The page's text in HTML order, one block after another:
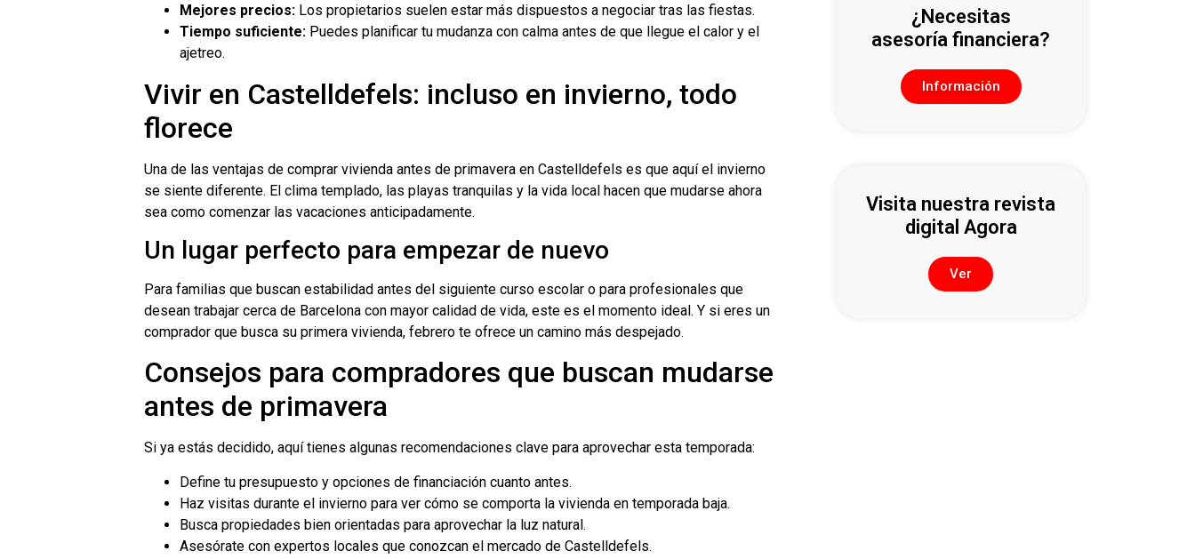
Mejores precios: Los propietarios suelen estar más dispuestos a negociar tras las fiestas.
Tiempo suficiente: Puedes planificar tu mudanza con calma antes de que llegue el calor y el
ajetreo.
Vivir en Castelldefels: incluso en invierno, todo
florece
Una de las ventajas de comprar vivienda antes de primavera en Castelldefels es que aquí el invierno
se siente diferente. El clima templado, las playas tranquilas y la vida local hacen que mudarse ahora
sea como comenzar las vacaciones anticipadamente.
Un lugar perfecto para empezar de nuevo
Para familias que buscan estabilidad antes del siguiente curso escolar o para profesionales que
desean trabajar cerca de Barcelona con mayor calidad de vida, este es el momento ideal. Y si eres un
comprador que busca su primera vivienda, febrero te ofrece un camino más despejado.
Consejos para compradores que buscan mudarse
antes de primavera
Si ya estás decidido, aquí tienes algunas recomendaciones clave para aprovechar esta temporada:
Define tu presupuesto y opciones de financiación cuanto antes.
Haz visitas durante el invierno para ver cómo se comporta la vivienda en temporada baja.
Busca propiedades bien orientadas para aprovechar la luz natural.
Asesórate con expertos locales que conozcan el mercado de Castelldefels.
¿Necesitas
asesoría financiera?
Información
Visita nuestra revista
digital Agora
Ver